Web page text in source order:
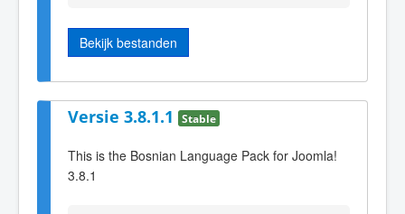
Bekijk bestanden
Versie 3.8.1.1 Stable
This is the Bosnian Language Pack for Joomla!
3.8.1